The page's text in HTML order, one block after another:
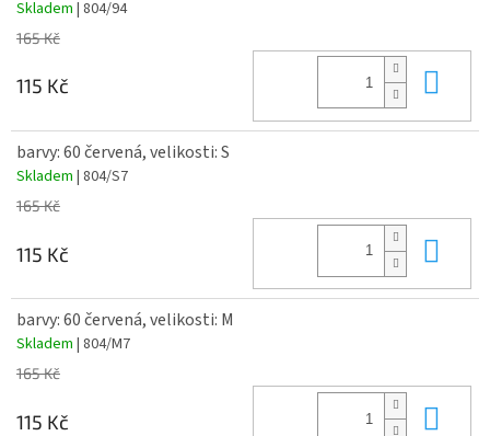
Skladem | 804/94
165 Kč
115 Kč
barvy: 60 červená, velikosti: S
Skladem | 804/S7
165 Kč
115 Kč
barvy: 60 červená, velikosti: M
Skladem | 804/M7
165 Kč
115 Kč